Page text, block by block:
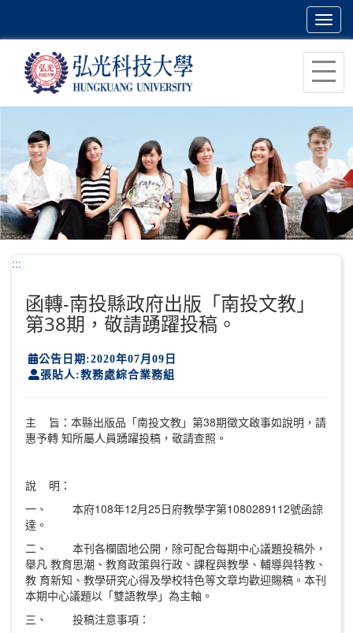
主
容
區
塊
:::
函轉-南投縣政府出版「南投文教」
第38期，敬請踴躍投稿。
公告日期:2020年07月09日
張貼人:教務處綜合業務組
主 旨：本縣出版品「南投文教」第38期徵文啟事如說明，請
惠予轉 知所屬人員踴躍投稿，敬請查照。
說 明：
一、 本府108年12月25日府教學字第1080289112號函諒
達。
二、 本刊各欄園地公開，除可配合每期中心議題投稿外，
舉凡 教育思潮、教育政策與行政、課程與教學、輔導與特教、
教 育新知、教學研究心得及學校特色等文章均歡迎賜稿。本刊
本期中心議題以「雙語教學」為主軸。
三、 投稿注意事項：